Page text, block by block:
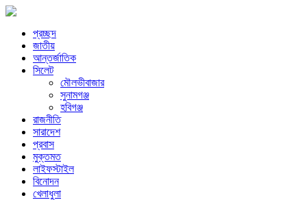
প্রচ্ছদ
জাতীয়
আন্তর্জাতিক
সিলেট
মৌলভীবাজার
সুনামগঞ্জ
হবিগঞ্জ
রাজনীতি
সারাদেশ
প্রবাস
মুক্তমত
লাইফস্টাইল
বিনোদন
খেলাধুলা